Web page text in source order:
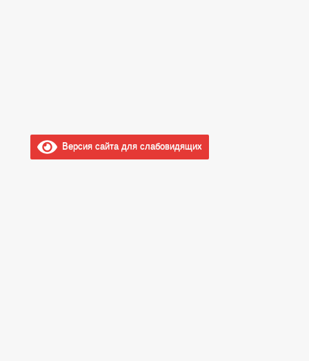
Версия сайта для слабовидящих